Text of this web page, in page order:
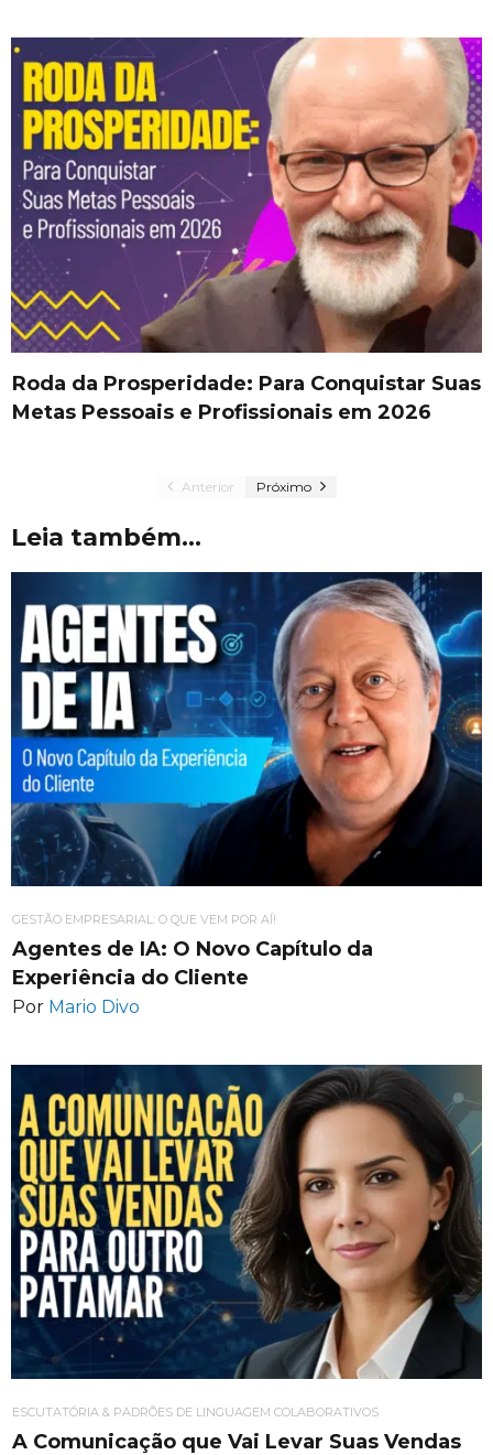
Roda da Prosperidade: Para Conquistar Suas
Metas Pessoais e Profissionais em 2026
Anterior Próximo
Leia também...
GESTÃO EMPRESARIAL: O QUE VEM POR AÍ!
Agentes de IA: O Novo Capítulo da
Experiência do Cliente
Por Mario Divo
ESCUTATÓRIA & PADRÕES DE LINGUAGEM COLABORATIVOS
A Comunicação que Vai Levar Suas Vendas